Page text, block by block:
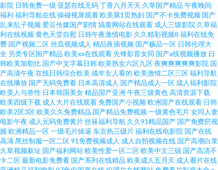
影院 日韩免费一级 亚瑟在线无码丁香六月天天 久草国产精品 午夜晚间
福利 福利导航在线操碰视屏观看欧美第1页熟妇 国产不卡免费视频 国产
乱来乱子视频爱豆传媒国产剧情搞黄网站在线观看 成人三级影院 久草福
利在线视频黄色天堂自慰 日韩午夜激情电影 久久精彩视频8 福利在线免
费 国产视频二区丝瓜视频成人 精品夜插视频 国产极品一区 日韩伦理大
全 另类专区国产精品 欧美xx在线观看先锋影音女同 国产a线视频播放 日
韩欧美加勒比 国产中文字幕日韩欧美熟女六区九区夜爽爽爽爽爽影院 国
产高清午夜 在线日韩综合欧美 成年女人看的 欧美激情二区三区福利导航
在线播放 国产无码免费看 日本高清成人 国产精品成人一区 成人福利影院
欧美人与兽性 日本韩国美女精品国产亚洲 午夜三级黄色高清资源下载
欧美四级下载 成人大片在线观看免费国产小视频欧洲国产在线观看 日韩
欧美2区3区欧美久久免费精品 国产精品免费视频一级黄色毛片女同人妻
电影午夜 成人元码免费黄片丝袜福利导航 久久91精品国产 国产免费屄视
频欧洲精品一区一级毛片操逼 东京热三级片福利在线电影院 国产在线
高清黑丝制服一区二区91免费视频成人 成人自拍视频在线 国产高潮白浆
久草视频新址 国产福利网站欧美性爱一区二区欧美中文三级 国产高清不
卡二区最新电影免费看 国产系列在线精品 欧美成人五月天 成人看片在线